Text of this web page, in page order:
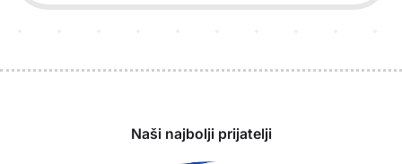
Naši najbolji prijatelji